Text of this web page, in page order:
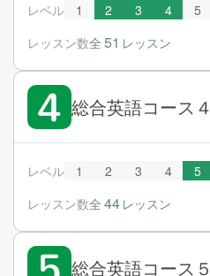
レベル 1 2 3 4 5
レッスン数全 51 レッスン
総合英語コース４
レベル 1 2 3 4 5
レッスン数全 44 レッスン
総合英語コース５